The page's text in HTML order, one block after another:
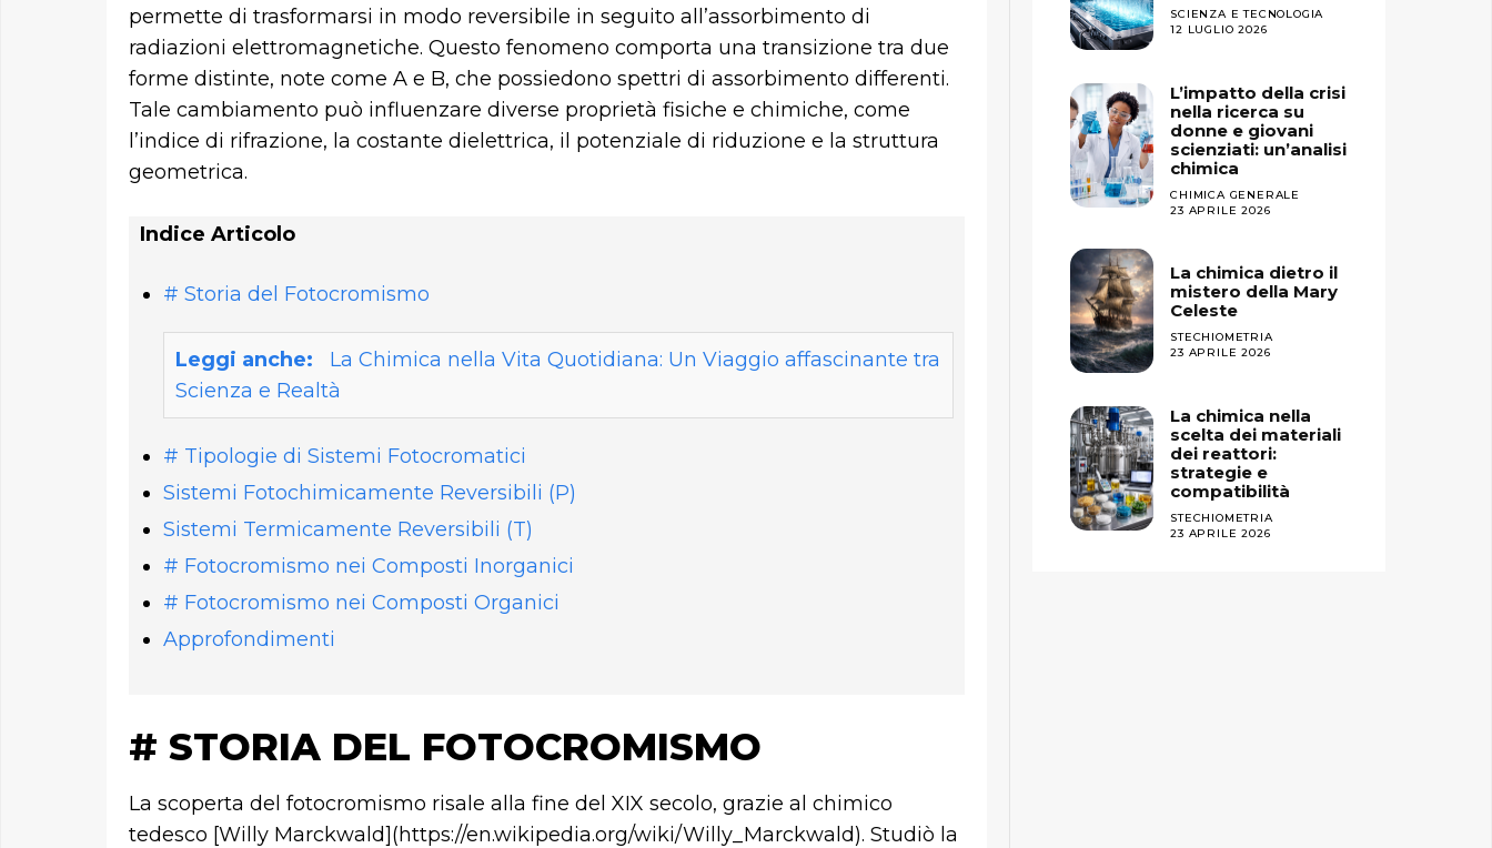
permette di trasformarsi in modo reversibile in seguito all’assorbimento di
radiazioni elettromagnetiche. Questo fenomeno comporta una transizione tra due
forme distinte, note come A e B, che possiedono spettri di assorbimento differenti.
Tale cambiamento può influenzare diverse proprietà fisiche e chimiche, come
l’indice di rifrazione, la costante dielettrica, il potenziale di riduzione e la struttura
geometrica.
Indice Articolo
# Storia del Fotocromismo
Leggi anche:
La Chimica nella Vita Quotidiana: Un Viaggio affascinante tra
Scienza e Realtà
# Tipologie di Sistemi Fotocromatici
Sistemi Fotochimicamente Reversibili (P)
Sistemi Termicamente Reversibili (T)
# Fotocromismo nei Composti Inorganici
# Fotocromismo nei Composti Organici
Approfondimenti
# STORIA DEL FOTOCROMISMO
La scoperta del fotocromismo risale alla fine del XIX secolo, grazie al chimico
tedesco [Willy Marckwald](https://en.wikipedia.org/wiki/Willy_Marckwald). Studiò la
SCIENZA E TECNOLOGIA
12 LUGLIO 2026
L’impatto della crisi
nella ricerca su
donne e giovani
scienziati: un’analisi
chimica
CHIMICA GENERALE
23 APRILE 2026
La chimica dietro il
mistero della Mary
Celeste
STECHIOMETRIA
23 APRILE 2026
La chimica nella
scelta dei materiali
dei reattori:
strategie e
compatibilità
STECHIOMETRIA
23 APRILE 2026